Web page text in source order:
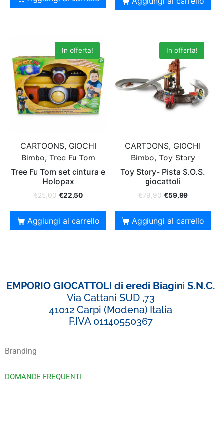
In offerta!
CARTOONS, GIOCHI
Bimbo, Tree Fu Tom
Tree Fu Tom set cintura e
Holopax
€25,00 €22,50
Aggiungi al carrello
In offerta!
CARTOONS, GIOCHI
Bimbo, Toy Story
Toy Story- Pista S.O.S.
giocattoli
€79,90 €59,99
Aggiungi al carrello
EMPORIO GIOCATTOLI di eredi Biagini S.N.C.
Via Cattani SUD ,73
41012 Carpi (Modena) Italia
P.IVA 01140550367
Branding
DOMANDE FREQUENTI